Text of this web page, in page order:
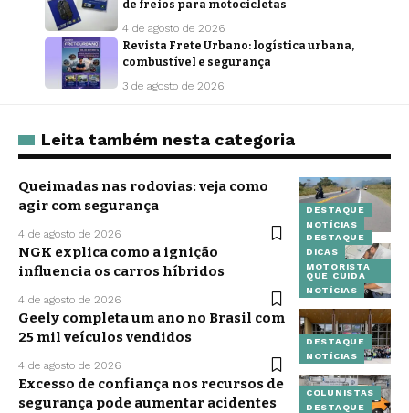
de freios para motocicletas
4 de agosto de 2026
Revista Frete Urbano: logística urbana,
combustível e segurança
3 de agosto de 2026
Leita também nesta categoria
DESTAQUE
NOTÍCIAS
Queimadas nas rodovias: veja como
agir com segurança
4 de agosto de 2026
DESTAQUE
DICAS
MOTORISTA
QUE CUIDA
NOTÍCIAS
NGK explica como a ignição
influencia os carros híbridos
4 de agosto de 2026
DESTAQUE
NOTÍCIAS
Geely completa um ano no Brasil com
25 mil veículos vendidos
4 de agosto de 2026
COLUNISTAS
DESTAQUE
Excesso de confiança nos recursos de
segurança pode aumentar acidentes